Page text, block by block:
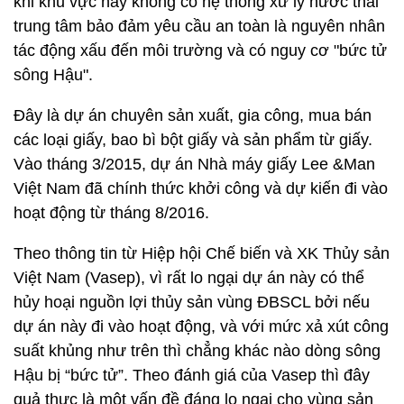
trung tâm bảo đảm yêu cầu an toàn là nguyên nhân
tác động xấu đến môi trường và có nguy cơ "bức tử
sông Hậu".
Đây là dự án chuyên sản xuất, gia công, mua bán
các loại giấy, bao bì bột giấy và sản phẩm từ giấy.
Vào tháng 3/2015, dự án Nhà máy giấy Lee &Man
Việt Nam đã chính thức khởi công và dự kiến đi vào
hoạt động từ tháng 8/2016.
Theo thông tin từ Hiệp hội Chế biến và XK Thủy sản
Việt Nam (Vasep), vì rất lo ngại dự án này có thể
hủy hoại nguồn lợi thủy sản vùng ĐBSCL bởi nếu
dự án này đi vào hoạt động, và với mức xả xút công
suất khủng như trên thì chẳng khác nào dòng sông
Hậu bị “bức tử”. Theo đánh giá của Vasep thì đây
quả thực là một vấn đề đáng lo ngại cho vùng sản